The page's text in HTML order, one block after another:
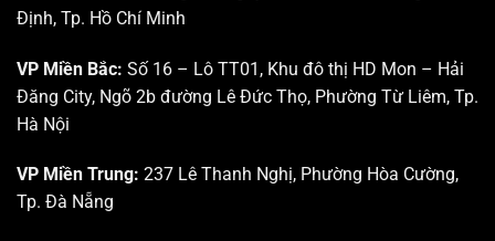
Định, Tp. Hồ Chí Minh
VP Miền Bắc: Số 16 – Lô TT01, Khu đô thị HD Mon – Hải
Đăng City, Ngõ 2b đường Lê Đức Thọ, Phường Từ Liêm, Tp.
Hà Nội
VP Miền Trung: 237 Lê Thanh Nghị, Phường Hòa Cường,
Tp. Đà Nẵng